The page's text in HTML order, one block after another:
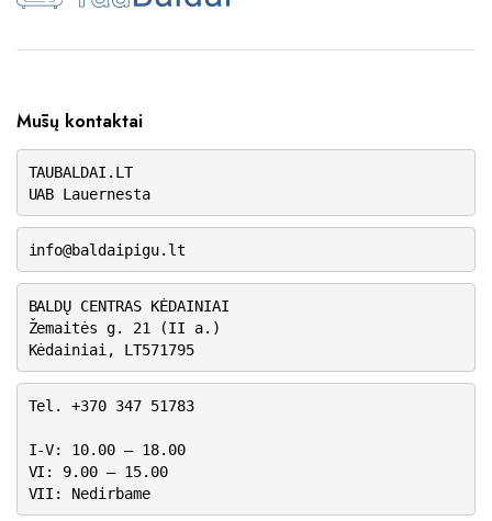
Mūsų kontaktai
TAUBALDAI.LT
UAB Lauernesta
info@baldaipigu.lt
BALDŲ CENTRAS KĖDAINIAI
Žemaitės g. 21 (II a.)
Kėdainiai, LT571795
Tel. +370 347 51783
I-V: 10.00 – 18.00
VI: 9.00 – 15.00
VII: Nedirbame